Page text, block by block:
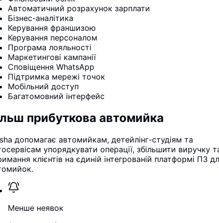
Автоматичний розрахунок зарплати
Бізнес-аналітика
Керування франшизою
Керування персоналом
Програма лояльності
Маркетингові кампанії
Сповіщення WhatsApp
Підтримка мережі точок
Мобільний доступ
Багатомовний інтерфейс
прибуткова автомийка
допомагає автомийкам, детейлінг-студіям та
упорядкувати операції, збільшити виручку
клієнтів на єдиній інтегрованій платформі ПЗ
Менше неявок